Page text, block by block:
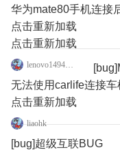
华为mate80手机连接
点击重新加载
点击重新加载
lenovo149427899
无法使用carlife连接车
点击重新加载
liaohk
[bug]超级互联BUG